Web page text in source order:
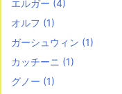
エルガー (4)
オルフ (1)
ガーシュウィン (1)
カッチーニ (1)
グノー (1)